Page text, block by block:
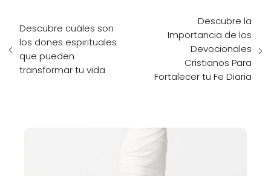
Descubre cuáles son
los dones espirituales
que pueden
transformar tu vida
Descubre la
Importancia de los
Devocionales
Cristianos Para
Fortalecer tu Fe Diaria